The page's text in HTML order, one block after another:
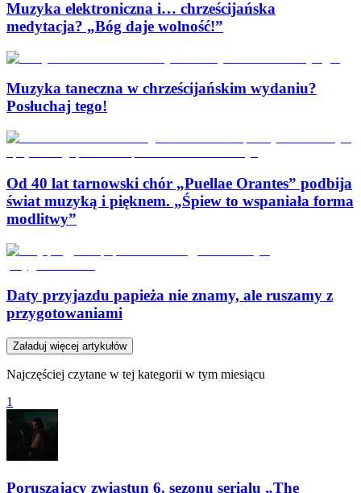
Muzyka elektroniczna i… chrześcijańska
medytacja? „Bóg daje wolność!”
Muzyka taneczna w chrześcijańskim wydaniu?
Posłuchaj tego!
Od 40 lat tarnowski chór „Puellae Orantes” podbija
świat muzyką i pięknem. „Śpiew to wspaniała forma
modlitwy”
Daty przyjazdu papieża nie znamy, ale ruszamy z
przygotowaniami
Załaduj więcej artykułów
Najczęściej czytane w tej kategorii w tym miesiącu
1
Poruszający zwiastun 6. sezonu serialu „The